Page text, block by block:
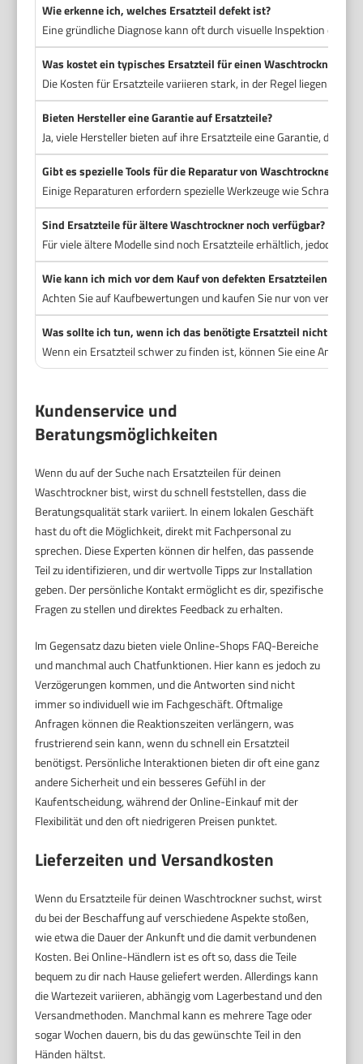
Wie erkenne ich, welches Ersatzteil defekt ist?
Eine gründliche Diagnose kann oft durch visuelle Inspektion oder
Was kostet ein typisches Ersatzteil für einen Waschtrockner?
Die Kosten für Ersatzteile variieren stark, in der Regel liegen sie
Bieten Hersteller eine Garantie auf Ersatzteile?
Ja, viele Hersteller bieten auf ihre Ersatzteile eine Garantie, die
Gibt es spezielle Tools für die Reparatur von Waschtrocknern?
Einige Reparaturen erfordern spezielle Werkzeuge wie
Sind Ersatzteile für ältere Waschtrockner noch verfügbar?
Für viele ältere Modelle sind noch Ersatzteile erhältlich, jedoch
Wie kann ich mich vor dem Kauf von defekten Ersatzteilen
Achten Sie auf Kaufbewertungen und kaufen Sie nur von
Was sollte ich tun, wenn ich das benötigte Ersatzteil nicht finde?
Wenn ein Ersatzteil schwer zu finden ist, können Sie eine
Kundenservice und
Beratungsmöglichkeiten
Wenn du auf der Suche nach Ersatzteilen für deinen
Waschtrockner bist, wirst du schnell feststellen, dass die
Beratungsqualität stark variiert. In einem lokalen Geschäft
hast du oft die Möglichkeit, direkt mit Fachpersonal zu
sprechen. Diese Experten können dir helfen, das passende
Teil zu identifizieren, und dir wertvolle Tipps zur Installation
geben. Der persönliche Kontakt ermöglicht es dir, spezifische
Fragen zu stellen und direktes Feedback zu erhalten.
Im Gegensatz dazu bieten viele Online-Shops FAQ-Bereiche
und manchmal auch Chatfunktionen. Hier kann es jedoch zu
Verzögerungen kommen, und die Antworten sind nicht
immer so individuell wie im Fachgeschäft. Oftmalige
Anfragen können die Reaktionszeiten verlängern, was
frustrierend sein kann, wenn du schnell ein Ersatzteil
benötigst. Persönliche Interaktionen bieten dir oft eine ganz
andere Sicherheit und ein besseres Gefühl in der
Kaufentscheidung, während der Online-Einkauf mit der
Flexibilität und den oft niedrigeren Preisen punktet.
Lieferzeiten und Versandkosten
Wenn du Ersatzteile für deinen Waschtrockner suchst, wirst
du bei der Beschaffung auf verschiedene Aspekte stoßen,
wie etwa die Dauer der Ankunft und die damit verbundenen
Kosten. Bei Online-Händlern ist es oft so, dass die Teile
bequem zu dir nach Hause geliefert werden. Allerdings kann
die Wartezeit variieren, abhängig vom Lagerbestand und den
Versandmethoden. Manchmal kann es mehrere Tage oder
sogar Wochen dauern, bis du das gewünschte Teil in den
Händen hältst.